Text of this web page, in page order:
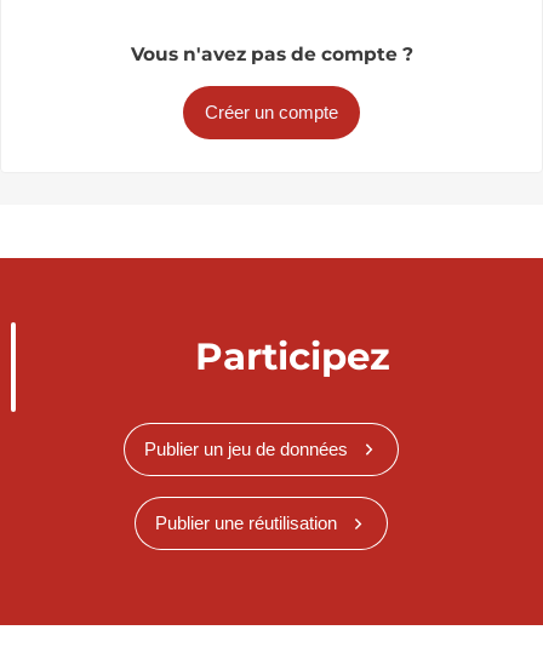
Vous n'avez pas de compte ?
Créer un compte
Participez
Publier un jeu de données
Publier une réutilisation